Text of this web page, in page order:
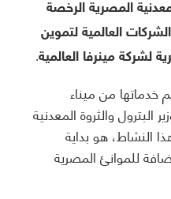
المصرية الرخصة
العالمية لتموين
لشركة مينرفا العالمية.
خدماتها من ميناء
البترول والثروة المعدنية
النشاط، هو بداية
للموانئ المصرية